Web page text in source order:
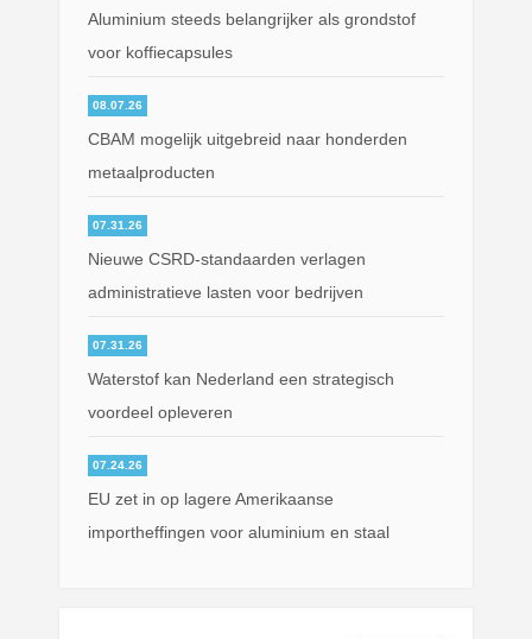
Aluminium steeds belangrijker als grondstof
voor koffiecapsules
08.07.26
CBAM mogelijk uitgebreid naar honderden
metaalproducten
07.31.26
Nieuwe CSRD-standaarden verlagen
administratieve lasten voor bedrijven
07.31.26
Waterstof kan Nederland een strategisch
voordeel opleveren
07.24.26
EU zet in op lagere Amerikaanse
importheffingen voor aluminium en staal